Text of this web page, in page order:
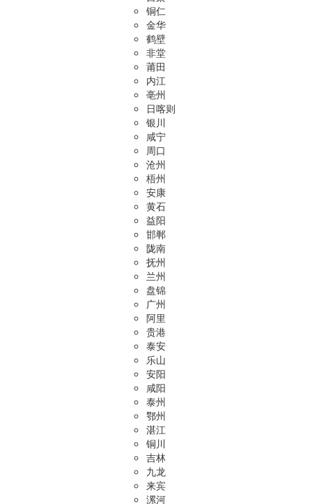
铜仁
金华
鹤壁
非堂
莆田
内江
亳州
日喀则
银川
咸宁
周口
沧州
梧州
安康
黄石
益阳
邯郸
陇南
抚州
兰州
盘锦
广州
阿里
贵港
泰安
乐山
安阳
咸阳
泰州
鄂州
湛江
铜川
吉林
九龙
来宾
漯河